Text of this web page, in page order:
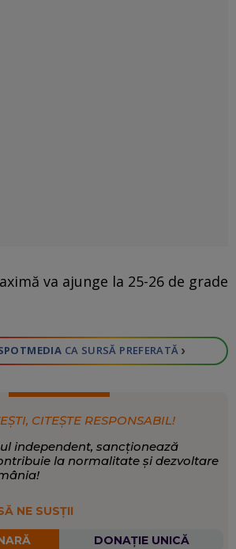
va ajunge la 25-26 de grade
CA SURSĂ PREFERATĂ ›
CITEȘTE RESPONSABIL!
independent, sancționează
la normalitate și dezvoltare
NE SUSȚII
DONAȚIE UNICĂ